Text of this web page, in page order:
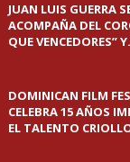
JUAN LUIS GUERRA
ACOMPAÑA DEL
QUE VENCEDORES”
DOMINICAN FILM
CELEBRA 15 AÑOS
EL TALENTO